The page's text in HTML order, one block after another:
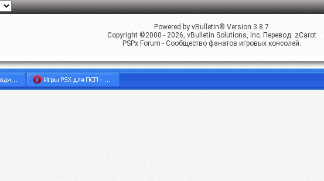
Powered by vBulletin® Version 3.8.7
Copyright ©2000 - 2026, vBulletin Solutions, Inc. Перевод: zCarot
PSPx Forum - Сообщество фанатов игровых консолей.